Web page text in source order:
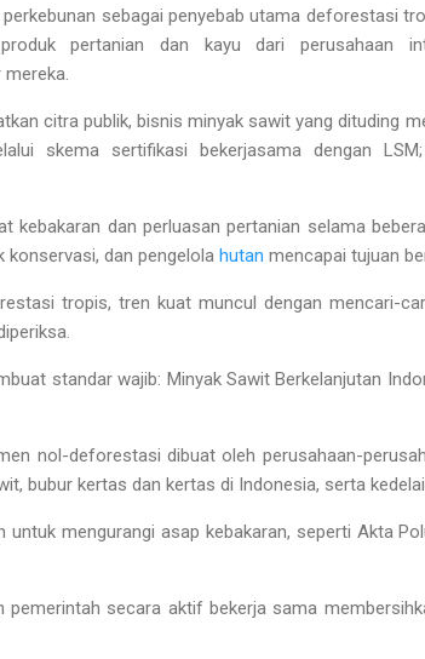
sebagai penyebab utama deforestasi
pertanian dan kayu dari perusahaan
citra publik, bisnis minyak sawit yang dituding
skema sertifikasi bekerjasama dengan
kebakaran dan perluasan pertanian selama
konservasi, dan pengelola hutan mencapai tujuan
tropis, tren kuat muncul dengan mencari-
standar wajib: Minyak Sawit Berkelanjutan
nol-deforestasi dibuat oleh perusahaan-
bubur kertas dan kertas di Indonesia, serta kedelai
untuk mengurangi asap kebakaran, seperti Akta
secara aktif bekerja sama